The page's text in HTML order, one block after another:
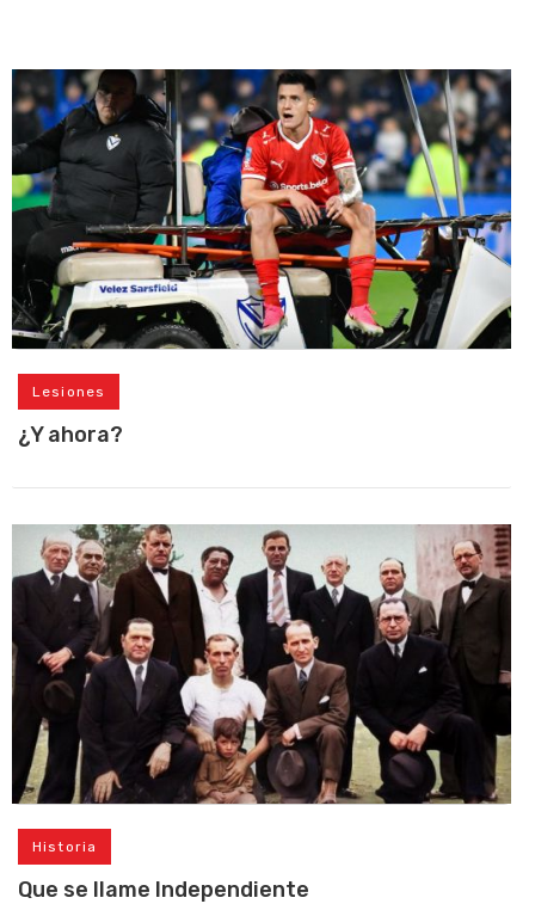
Lesiones
¿Y ahora?
Historia
Que se llame Independiente